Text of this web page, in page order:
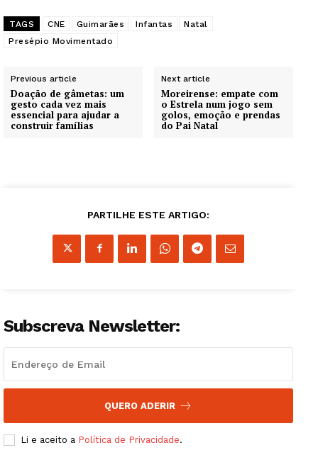
TAGS CNE Guimarães Infantas
Natal
Presépio Movimentado
Previous article
Doação de gâmetas: um
gesto cada vez mais
essencial para ajudar a
construir famílias
Next article
Moreirense: empate com
o Estrela num jogo sem
golos, emoção e prendas
do Pai Natal
PARTILHE ESTE ARTIGO:
Subscreva Newsletter:
QUERO ADERIR
Li e aceito a Política de Privacidade.